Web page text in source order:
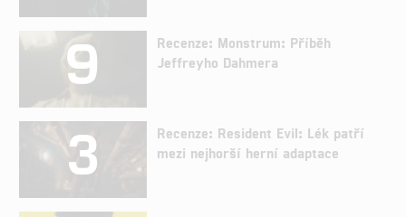
9
Recenze: Monstrum: Příběh
Jeffreyho Dahmera
3
Recenze: Resident Evil: Lék patří
mezi nejhorší herní adaptace